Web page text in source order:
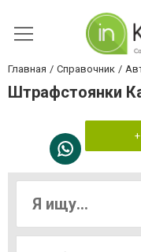
Главная Справочник
Штрафстоянки